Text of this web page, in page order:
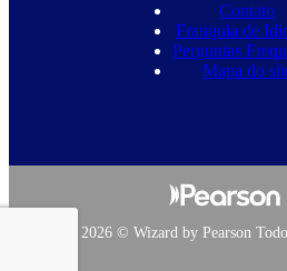
Contato
Franquia de
Perguntas
Mapa do
Copyright 2026 © Wizard by Pearson